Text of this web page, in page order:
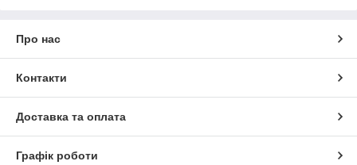
Про нас
Контакти
Доставка та оплата
Графік роботи